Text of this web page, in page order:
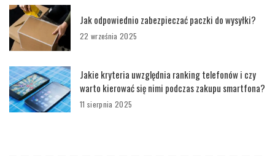
Jak odpowiednio zabezpieczać paczki do wysyłki?
22 września 2025
Jakie kryteria uwzględnia ranking telefonów i czy
warto kierować się nimi podczas zakupu smartfona?
11 sierpnia 2025